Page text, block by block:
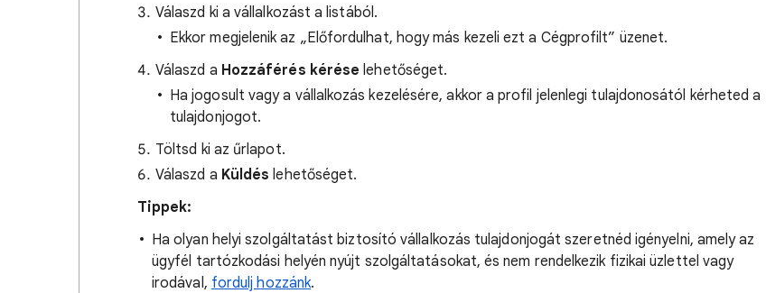
Válaszd ki a vállalkozást a listából.
Ekkor megjelenik az „Előfordulhat, hogy más kezeli ezt a Cégprofilt” üzenet.
Válaszd a Hozzáférés kérése lehetőséget.
Ha jogosult vagy a vállalkozás kezelésére, akkor a profil jelenlegi tulajdonosától kérheted a
tulajdonjogot.
Töltsd ki az űrlapot.
Válaszd a Küldés lehetőséget.
Tippek:
Ha olyan helyi szolgáltatást biztosító vállalkozás tulajdonjogát szeretnéd igényelni, amely az
ügyfél tartózkodási helyén nyújt szolgáltatásokat, és nem rendelkezik fizikai üzlettel vagy
irodával, fordulj hozzánk.